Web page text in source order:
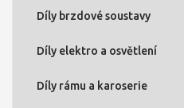
Díly brzdové soustavy
Díly elektro a osvětlení
Díly rámu a karoserie